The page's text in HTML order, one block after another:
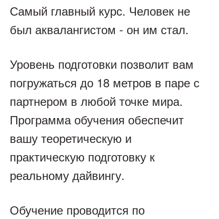
Самый главный курс. Человек не
был аквалангистом - он им стал.
Уровень подготовки позволит вам
погружаться до 18 метров в паре с
партнером в любой точке мира.
Программа обучения обеспечит
вашу теоретическую и
практическую подготовку к
реальному дайвингу.
Обучение проводится по